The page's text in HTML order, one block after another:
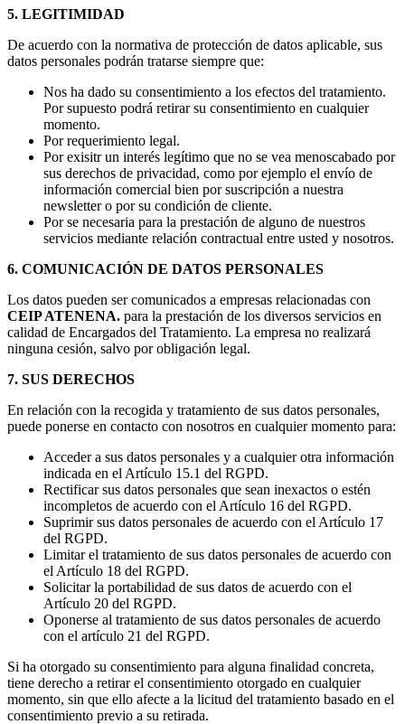
5. LEGITIMIDAD
De acuerdo con la normativa de protección de datos aplicable, sus
datos personales podrán tratarse siempre que:
Nos ha dado su consentimiento a los efectos del tratamiento.
Por supuesto podrá retirar su consentimiento en cualquier
momento.
Por requerimiento legal.
Por exisitr un interés legítimo que no se vea menoscabado por
sus derechos de privacidad, como por ejemplo el envío de
información comercial bien por suscripción a nuestra
newsletter o por su condición de cliente.
Por se necesaria para la prestación de alguno de nuestros
servicios mediante relación contractual entre usted y nosotros.
6. COMUNICACIÓN DE DATOS PERSONALES
Los datos pueden ser comunicados a empresas relacionadas con
CEIP ATENENA. para la prestación de los diversos servicios en
calidad de Encargados del Tratamiento. La empresa no realizará
ninguna cesión, salvo por obligación legal.
7. SUS DERECHOS
En relación con la recogida y tratamiento de sus datos personales,
puede ponerse en contacto con nosotros en cualquier momento para:
Acceder a sus datos personales y a cualquier otra información
indicada en el Artículo 15.1 del RGPD.
Rectificar sus datos personales que sean inexactos o estén
incompletos de acuerdo con el Artículo 16 del RGPD.
Suprimir sus datos personales de acuerdo con el Artículo 17
del RGPD.
Limitar el tratamiento de sus datos personales de acuerdo con
el Artículo 18 del RGPD.
Solicitar la portabilidad de sus datos de acuerdo con el
Artículo 20 del RGPD.
Oponerse al tratamiento de sus datos personales de acuerdo
con el artículo 21 del RGPD.
Si ha otorgado su consentimiento para alguna finalidad concreta,
tiene derecho a retirar el consentimiento otorgado en cualquier
momento, sin que ello afecte a la licitud del tratamiento basado en el
consentimiento previo a su retirada.